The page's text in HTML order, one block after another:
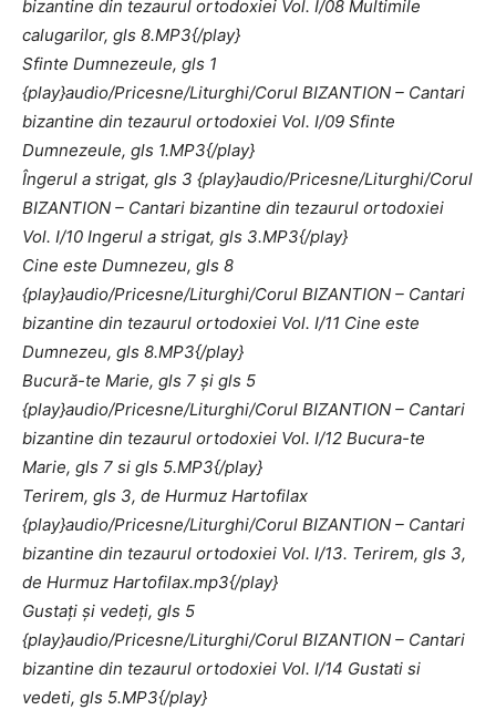
bizantine din tezaurul ortodoxiei Vol. I/08 Multimile
calugarilor, gls 8.MP3{/play}
Sfinte Dumnezeule, gls 1
{play}audio/Pricesne/Liturghi/Corul BIZANTION – Cantari
bizantine din tezaurul ortodoxiei Vol. I/09 Sfinte
Dumnezeule, gls 1.MP3{/play}
Îngerul a strigat, gls 3 {play}audio/Pricesne/Liturghi/Corul
BIZANTION – Cantari bizantine din tezaurul ortodoxiei
Vol. I/10 Ingerul a strigat, gls 3.MP3{/play}
Cine este Dumnezeu, gls 8
{play}audio/Pricesne/Liturghi/Corul BIZANTION – Cantari
bizantine din tezaurul ortodoxiei Vol. I/11 Cine este
Dumnezeu, gls 8.MP3{/play}
Bucură-te Marie, gls 7 şi gls 5
{play}audio/Pricesne/Liturghi/Corul BIZANTION – Cantari
bizantine din tezaurul ortodoxiei Vol. I/12 Bucura-te
Marie, gls 7 si gls 5.MP3{/play}
Terirem, gls 3, de Hurmuz Hartofilax
{play}audio/Pricesne/Liturghi/Corul BIZANTION – Cantari
bizantine din tezaurul ortodoxiei Vol. I/13. Terirem, gls 3,
de Hurmuz Hartofilax.mp3{/play}
Gustaţi şi vedeţi, gls 5
{play}audio/Pricesne/Liturghi/Corul BIZANTION – Cantari
bizantine din tezaurul ortodoxiei Vol. I/14 Gustati si
vedeti, gls 5.MP3{/play}